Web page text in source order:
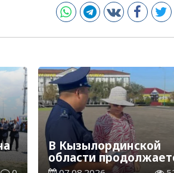
В Кызылординской
области
экологическая акция